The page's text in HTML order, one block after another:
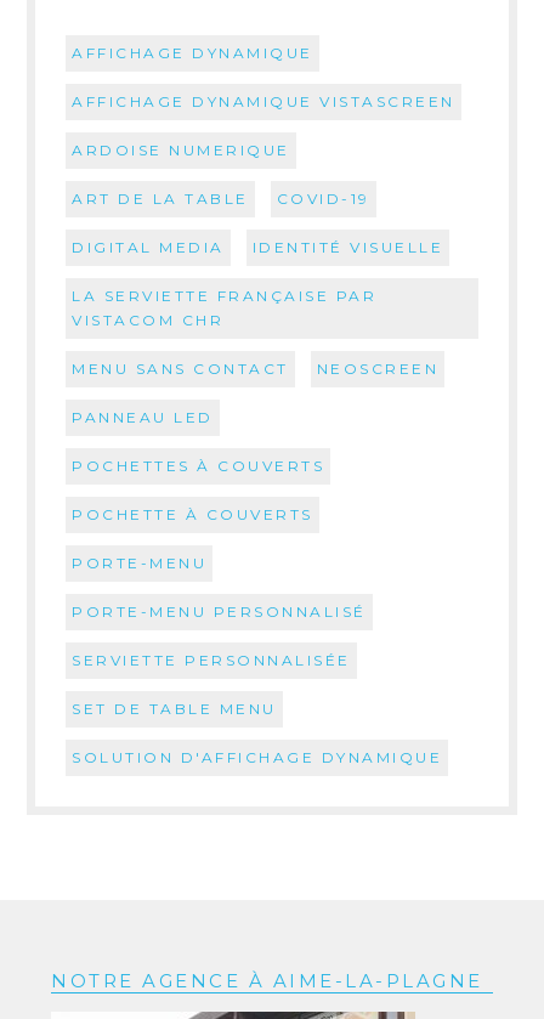
AFFICHAGE DYNAMIQUE
AFFICHAGE DYNAMIQUE VISTASCREEN
ARDOISE NUMERIQUE
ART DE LA TABLE COVID-19
DIGITAL MEDIA IDENTITÉ VISUELLE
LA SERVIETTE FRANÇAISE PAR
VISTACOM CHR
MENU SANS CONTACT NEOSCREEN
PANNEAU LED
POCHETTES À COUVERTS
POCHETTE À COUVERTS
PORTE-MENU
PORTE-MENU PERSONNALISÉ
SERVIETTE PERSONNALISÉE
SET DE TABLE MENU
SOLUTION D'AFFICHAGE DYNAMIQUE
NOTRE AGENCE À AIME-LA-PLAGNE